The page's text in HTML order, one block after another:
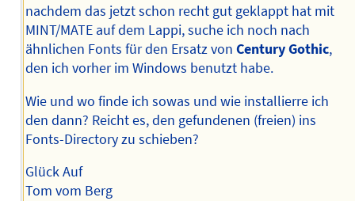
nachdem das jetzt schon recht gut geklappt hat mit
MINT/MATE auf dem Lappi, suche ich noch nach
ähnlichen Fonts für den Ersatz von Century Gothic,
den ich vorher im Windows benutzt habe.
Wie und wo finde ich sowas und wie installierre ich
den dann? Reicht es, den gefundenen (freien) ins
Fonts-Directory zu schieben?
Glück Auf
Tom vom Berg